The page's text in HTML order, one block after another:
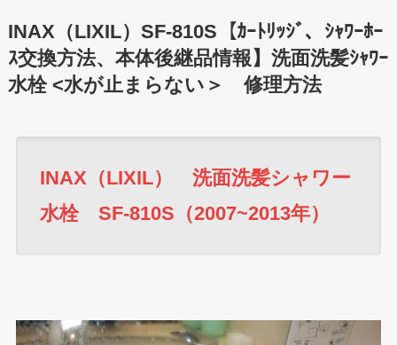
INAX（LIXIL）SF-810S【ｶｰﾄﾘｯｼﾞ、ｼｬﾜｰﾎｰ
ｽ交換方法、本体後継品情報】洗面洗髪ｼｬﾜｰ
水栓 <水が止まらない＞ 修理方法
INAX（LIXIL） 洗面洗髪シャワー
水栓 SF-810S（2007~2013年）